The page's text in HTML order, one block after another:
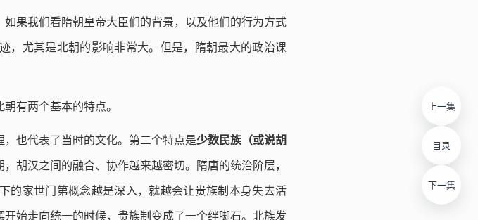
上一集
目录
下一集
果我们看隋朝皇帝大臣们的背景，以及他们的行为方式
，尤其是北朝的影响非常大。但是，隋朝最大的政治课
有两个基本的特点。
也代表了当时的文化。第二个特点是少数民族（或说胡
胡汉之间的融合、协作越来越密切。隋唐的统治阶层，
的家世门第概念越是深入，就越会让贵族制本身失去活
始走向统一的时候，贵族制变成了一个绊脚石。北族发